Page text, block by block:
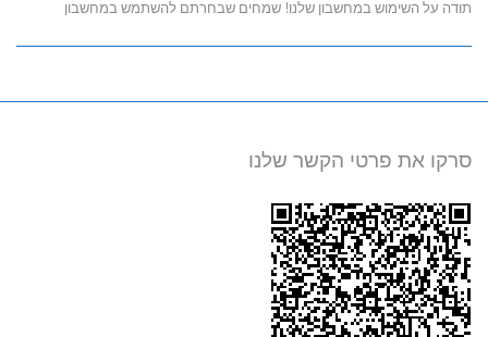
תודה על השימוש במחשבון שלנו! שמחים שבחרתם להשתמש במחשבון
סרקו את פרטי הקשר שלנו